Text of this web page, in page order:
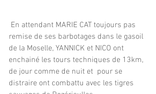
remise de ses barbotages dans le gasoil
de la Moselle, YANNICK et NICO ont
enchainé les tours techniques de 13km,
de jour comme de nuit et  pour se
distraire ont combattu avec les tigres